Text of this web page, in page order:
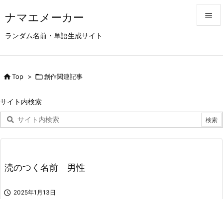
ナマエメーカー
ランダム名前・単語生成サイト


次へ

Top > 創作関連記事
サイト内検索
涜のつく名前 男性
 2025年1月13日